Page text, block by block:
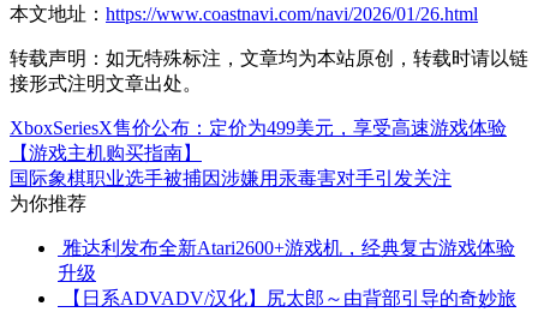
本文地址： https://www.coastnavi.com/navi/2026/01/26.html
转载声明： 如无特殊标注，文章均为本站原创，转载时请以链
接形式注明文章出处。
XboxSeriesX售价公布：定价为499美元，享受高速游戏体验
【游戏主机购买指南】
国际象棋职业选手被捕因涉嫌用汞毒害对手引发关注
为你推荐
雅达利发布全新Atari2600+游戏机，经典复古游戏体验
升级
【日系ADVADV/汉化】尻太郎～由背部引导的奇妙旅